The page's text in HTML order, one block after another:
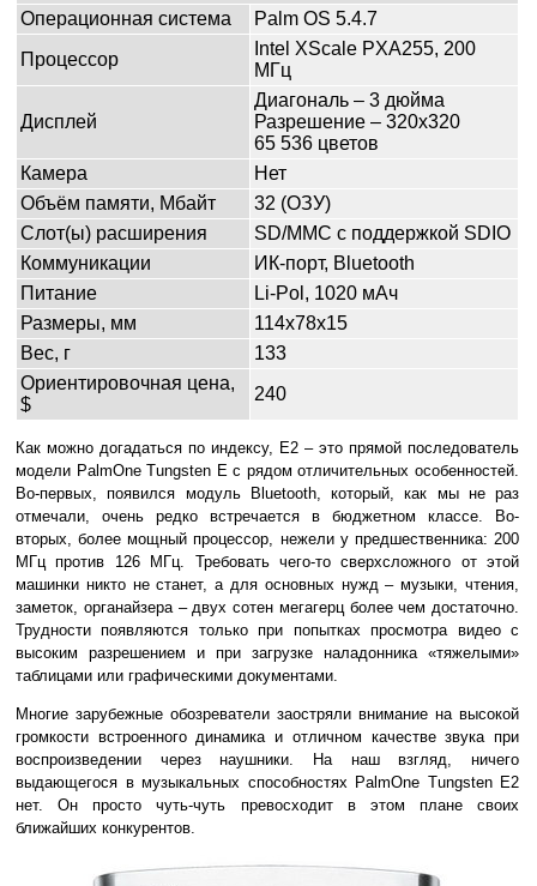
Операционная система
Palm OS 5.4.7
Процессор
Intel XScale PXA255, 200
МГц
Дисплей
Диагональ – 3 дюйма
Разрешение – 320x320
65 536 цветов
Камера
Нет
Объём памяти, Мбайт
32 (ОЗУ)
Слот(ы) расширения
SD/MMC с поддержкой SDIO
Коммуникации
ИК-порт, Bluetooth
Питание
Li-Pol, 1020 мАч
Размеры, мм
114x78x15
Вес, г
133
Ориентировочная цена,
$
240
Как можно догадаться по индексу, Е2 – это прямой последователь
модели PalmOne Tungsten E с рядом отличительных особенностей.
Во-первых, появился модуль Bluetooth, который, как мы не раз
отмечали, очень редко встречается в бюджетном классе. Во-
вторых, более мощный процессор, нежели у предшественника: 200
МГц против 126 МГц. Требовать чего-то сверхсложного от этой
машинки никто не станет, а для основных нужд – музыки, чтения,
заметок, органайзера – двух сотен мегагерц более чем достаточно.
Трудности появляются только при попытках просмотра видео с
высоким разрешением и при загрузке наладонника «тяжелыми»
таблицами или графическими документами.
Многие зарубежные обозреватели заостряли внимание на высокой
громкости встроенного динамика и отличном качестве звука при
воспроизведении через наушники. На наш взгляд, ничего
выдающегося в музыкальных способностях PalmOne Tungsten E2
нет. Он просто чуть-чуть превосходит в этом плане своих
ближайших конкурентов.